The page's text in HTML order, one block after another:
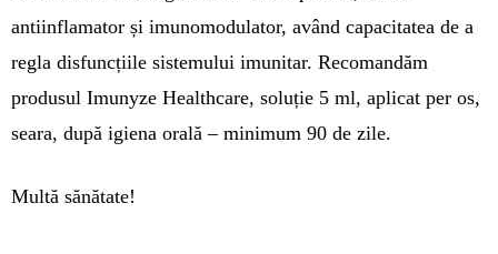
antiinflamator și imunomodulator, având capacitatea de a
regla disfuncțiile sistemului imunitar. Recomandăm
produsul Imunyze Healthcare, soluție 5 ml, aplicat per os,
seara, după igiena orală – minimum 90 de zile.
Multă sănătate!